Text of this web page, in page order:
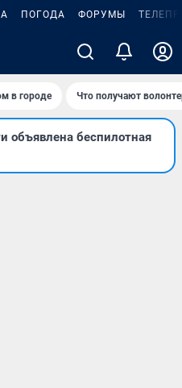
ПОГОДА ФОРУМЫ
в городе Что получают
объявлена беспилотная